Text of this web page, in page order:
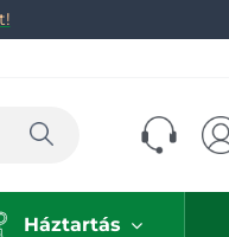
Keresés
Háztartás